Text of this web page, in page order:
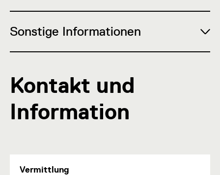
Sonstige Informationen
Kontakt und
Information
Vermittlung